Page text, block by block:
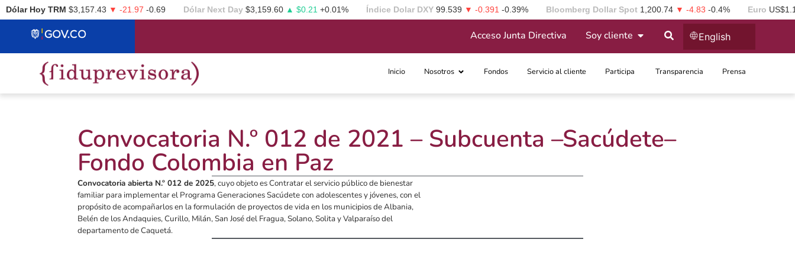
Dólar Hoy TRM $3,157.43 ▼ -21.97 -0.69 Dólar Next Day $3,159.60 ▲ $0.21 +0.01% Índice Dolar DXY 99.539 ▼ -0.391 -0.39% Bloomberg Dollar Spot 1,200.74 ▼ -4.83 -0.4% Euro
Acceso Junta Directiva Soy cliente English
Inicio Nosotros Fondos Servicio al cliente Participa ​ Transparencia Prensa
Convocatoria N.º 012 de 2021 – Subcuenta –Sacúdete–
Fondo Colombia en Paz
Convocatoria abierta N.º 012 de 2025, cuyo objeto es Contratar el servicio público de bienestar
familiar para implementar el Programa Generaciones Sacúdete con adolescentes y jóvenes, con el
propósito de acompañarlos en la formulación de proyectos de vida en los municipios de Albania,
Belén de los Andaquies, Curillo, Milán, San José del Fragua, Solano, Solita y Valparaíso del
departamento de Caquetá.